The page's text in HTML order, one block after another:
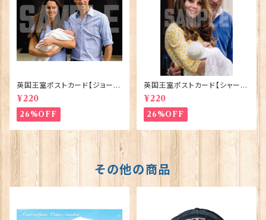
英国王室ポストカード【ジョージ
王子ご誕生】Pageantry Post
card 90183-JEF100
¥220
26%OFF
英国王室ポストカード【シャーロ
ット王女2】Pageantry Postca
rd 90183-JEF202
¥220
26%OFF
その他の商品